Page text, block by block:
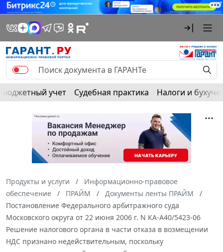
Бюджетный учет Судебная практика Налоги и
Продукты и услуги
Информационно-правовое
обеспечение
ПРАЙМ
Документы ленты ПРАЙМ
Постановление Федерального арбитражного суда
Московского округа от 22 июня 2006 г. N КА-А40/5423-06
Решение налогового органа в части отказа в возмещении
НДС признано недействительным, поскольку